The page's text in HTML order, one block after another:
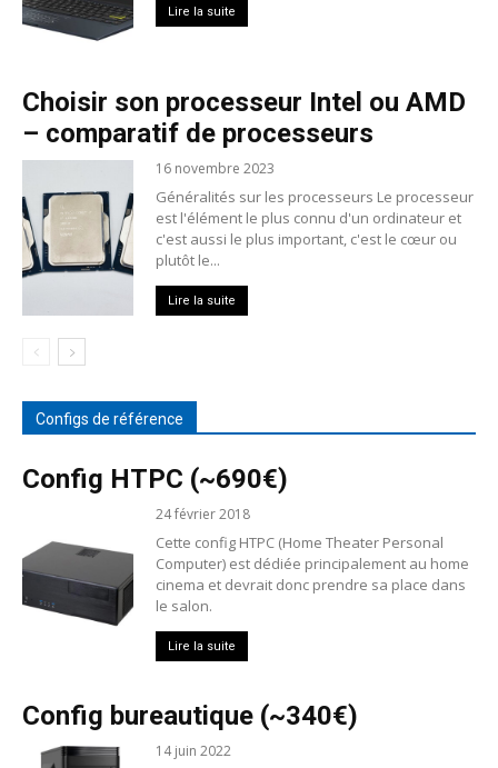
Lire la suite
Choisir son processeur Intel ou AMD
– comparatif de processeurs
16 novembre 2023
Généralités sur les processeurs Le processeur
est l'élément le plus connu d'un ordinateur et
c'est aussi le plus important, c'est le cœur ou
plutôt le...
Lire la suite
Configs de référence
Config HTPC (~690€)
24 février 2018
Cette config HTPC (Home Theater Personal
Computer) est dédiée principalement au home
cinema et devrait donc prendre sa place dans
le salon.
Lire la suite
Config bureautique (~340€)
14 juin 2022